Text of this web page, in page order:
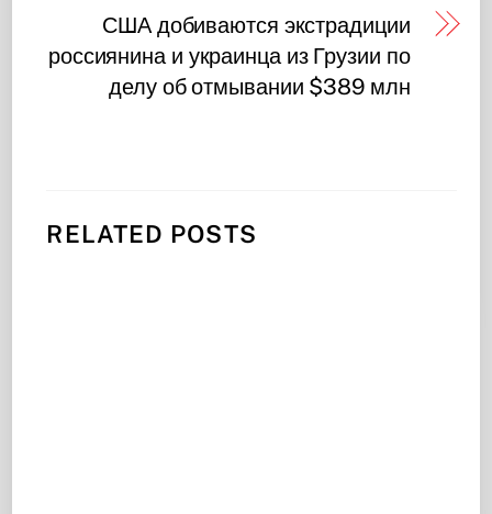
США добиваются экстрадиции
россиянина и украинца из Грузии по
делу об отмывании $389 млн
RELATED POSTS